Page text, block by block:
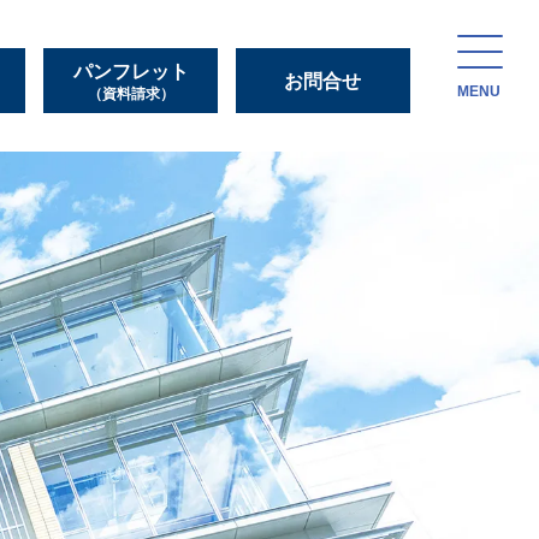
パンフレット
（資料請求）
お問合せ
MENU